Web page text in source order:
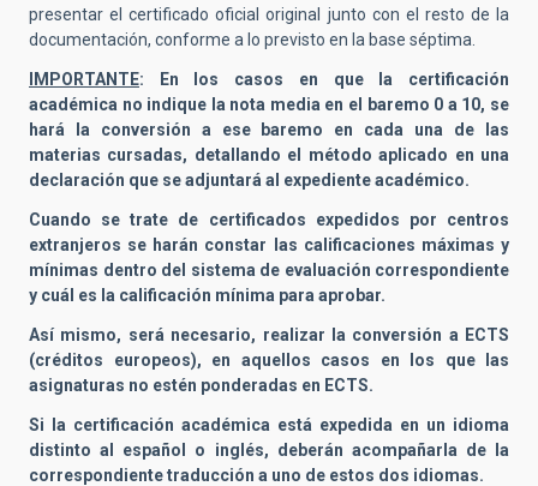
presentar el certificado oficial original junto con el resto de la
documentación, conforme a lo previsto en la base séptima.
IMPORTANTE: En los casos en que la certificación
académica no indique la nota media en el baremo 0 a 10, se
hará la conversión a ese baremo en cada una de las
materias cursadas, detallando el método aplicado en una
declaración que se adjuntará al expediente académico.
Cuando se trate de certificados expedidos por centros
extranjeros se harán constar las calificaciones máximas y
mínimas dentro del sistema de evaluación correspondiente
y cuál es la calificación mínima para aprobar.
Así mismo, será necesario, realizar la conversión a ECTS
(créditos europeos), en aquellos casos en los que las
asignaturas no estén ponderadas en ECTS.
Si la certificación académica está expedida en un idioma
distinto al español o inglés, deberán acompañarla de la
correspondiente traducción a uno de estos dos idiomas.